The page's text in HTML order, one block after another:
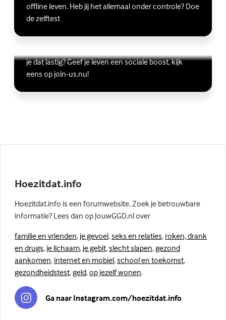
offline leven. Heb jij het allemaal onder controle? Doe
de zelftest
Vriendschap
je dat lastig? Geef je leven een sociale boost, kijk
eens op join-us.nu!
Lees meer over Vriendschap
(Externe link)
Hoezitdat.info
Hoezitdat.info is een forumwebsite. Zoek je betrouwbare
informatie? Lees dan op JouwGGD.nl over
familie en vrienden, je gevoel,seks en relaties, roken, drank
en drugs, je lichaam, je gebit,slecht slapen,gezond
aankomen, internet en mobiel,school en toekomst,
gezondheidstest,geld,op jezelf wonen.
Ga naar Instagram.com/hoezitdat.info